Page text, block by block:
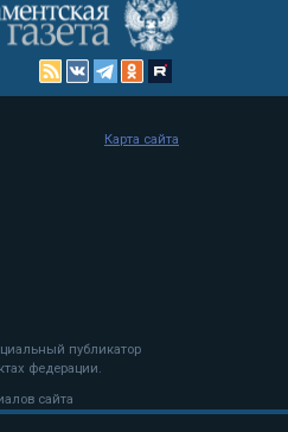
публикатор
федерации.
сайта
Карта сайта